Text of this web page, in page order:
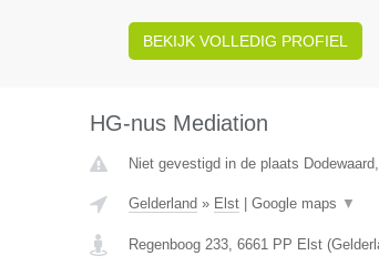
BEKIJK VOLLEDIG PROFIEL
HG-nus Mediation
Niet gevestigd in de plaats
Gelderland » Elst| Google maps ▼
Regenboog 233, 6661 PP Elst(